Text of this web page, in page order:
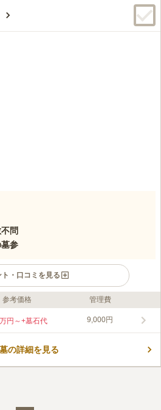
問
参
ト・口コミを見る
駅」「泉体育館駅」から徒歩約6分、JR中
者がいない方でも安心してお申し込みいただ
、小さなお子様から高齢の方まで安心してご
参考価格 管理費
万円～+墓石代 9,000円
の詳細を見る